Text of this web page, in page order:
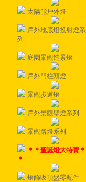
太陽能戶外燈
戶外地底燈投射燈系
列
庭園景觀造景燈
戶外門柱頭燈
景觀步道燈
戶外景觀壁燈系列
景觀路燈系列
＊＊聖誕燈大特賣＊
＊
燈飾吸頂盤零配件